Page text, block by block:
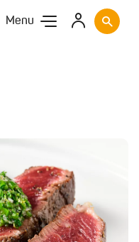
Menu